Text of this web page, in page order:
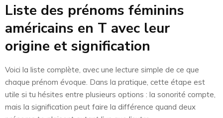
Liste des prénoms féminins
américains en T avec leur
origine et signification
Voici la liste complète, avec une lecture simple de ce que
chaque prénom évoque. Dans la pratique, cette étape est
utile si tu hésites entre plusieurs options : la sonorité compte,
mais la signification peut faire la différence quand deux